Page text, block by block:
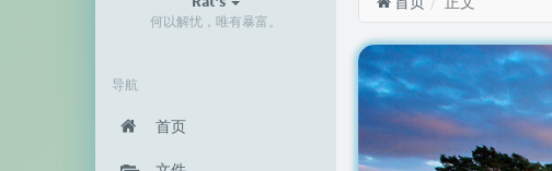
何以解忧，唯有暴富。
导航
首页